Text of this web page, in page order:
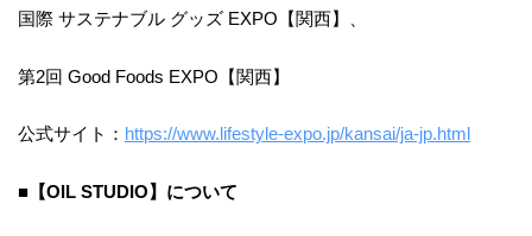
国際 サステナブル グッズ EXPO【関西】、
第2回 Good Foods EXPO【関西】
公式サイト： https://www.lifestyle-expo.jp/kansai/ja-jp.html
■【OIL STUDIO】について